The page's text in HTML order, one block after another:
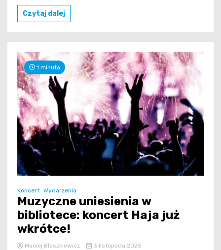
Czytaj dalej
1 minuta
Koncert Wydarzenia
Muzyczne uniesienia w
bibliotece: koncert Haja już
wkrótce!
Maciej Błaszkiewicz 3 listopada 2025